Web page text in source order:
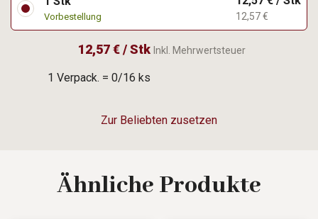
1 Verpack. = 0/16 ks
Zur Beliebten zusetzen
Vorbestellung 12,57 €
12,57 € / Stk Inkl. Mehrwertsteuer
Ähnliche Produkte